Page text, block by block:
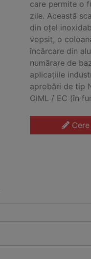
care permite o
zile. Această
din oțel
vopsit, o
încărcare din
numărare de
aplicațiile
aprobări de tip
OIML / EC (în
Cere